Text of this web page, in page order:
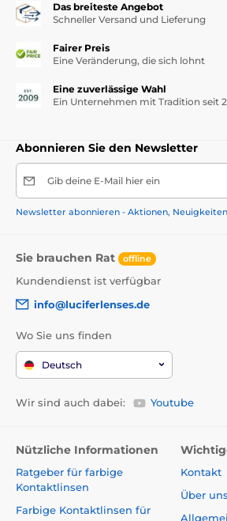
Das breiteste Angebot
Schneller Versand und Lieferung
Fairer Preis
Eine Veränderung, die sich lohnt
Eine zuverlässige Wahl
Ein Unternehmen mit Tradition seit
Abonnieren Sie den Newsletter
Gib deine E-Mail hier ein
Newsletter abonnieren - Aktionen,
Sie brauchen Rat offline
Kundendienst ist verfügbar
info@luciferlenses.de
Wo Sie uns finden
Deutsch
Wir sind auch dabei: Youtube
Nützliche Informationen
Ratgeber für farbige
Kontaktlinsen
Farbige Kontaktlinsen für
Kontakt
Über uns